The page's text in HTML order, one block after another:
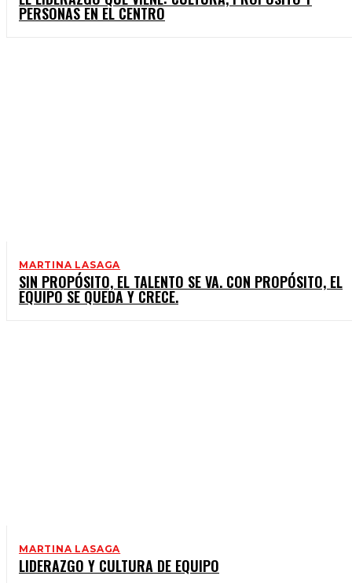
PERSONAS EN EL CENTRO
MARTINA LASAGA
SIN PROPÓSITO, EL TALENTO SE VA. CON PROPÓSITO, EL
EQUIPO SE QUEDA Y CRECE.
MARTINA LASAGA
LIDERAZGO Y CULTURA DE EQUIPO